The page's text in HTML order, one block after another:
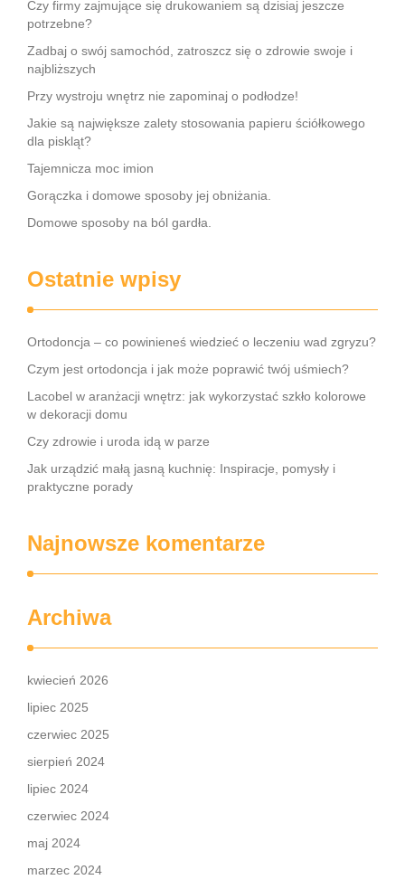
Czy firmy zajmujące się drukowaniem są dzisiaj jeszcze
potrzebne?
Zadbaj o swój samochód, zatroszcz się o zdrowie swoje i
najbliższych
Przy wystroju wnętrz nie zapominaj o podłodze!
Jakie są największe zalety stosowania papieru ściółkowego
dla piskląt?
Tajemnicza moc imion
Gorączka i domowe sposoby jej obniżania.
Domowe sposoby na ból gardła.
Ostatnie wpisy
Ortodoncja – co powinieneś wiedzieć o leczeniu wad zgryzu?
Czym jest ortodoncja i jak może poprawić twój uśmiech?
Lacobel w aranżacji wnętrz: jak wykorzystać szkło kolorowe
w dekoracji domu
Czy zdrowie i uroda idą w parze
Jak urządzić małą jasną kuchnię: Inspiracje, pomysły i
praktyczne porady
Najnowsze komentarze
Archiwa
kwiecień 2026
lipiec 2025
czerwiec 2025
sierpień 2024
lipiec 2024
czerwiec 2024
maj 2024
marzec 2024